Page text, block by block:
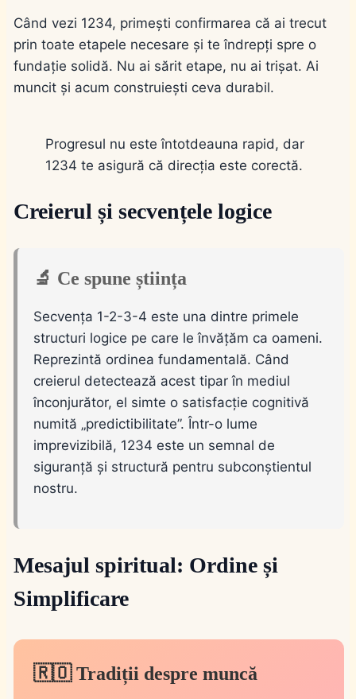
Când vezi 1234, primești confirmarea că ai trecut
prin toate etapele necesare și te îndrepți spre o
fundație solidă. Nu ai sărit etape, nu ai trișat. Ai
muncit și acum construiești ceva durabil.
Progresul nu este întotdeauna rapid, dar
1234 te asigură că direcția este corectă.
Creierul și secvențele logice
🔬 Ce spune știința
Secvența 1-2-3-4 este una dintre primele
structuri logice pe care le învățăm ca oameni.
Reprezintă ordinea fundamentală. Când
creierul detectează acest tipar în mediul
înconjurător, el simte o satisfacție cognitivă
numită „predictibilitate”. Într-o lume
imprevizibilă, 1234 este un semnal de
siguranță și structură pentru subconștientul
nostru.
Mesajul spiritual: Ordine și
Simplificare
🇷🇴 Tradiții despre muncă